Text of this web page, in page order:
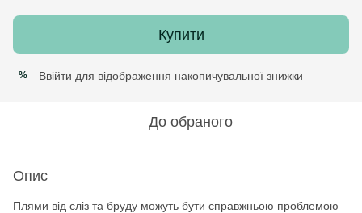
Купити
% Ввійти для відображення накопичувальної знижки
До обраного
Опис
Плями від сліз та бруду можуть бути справжньою проблемою